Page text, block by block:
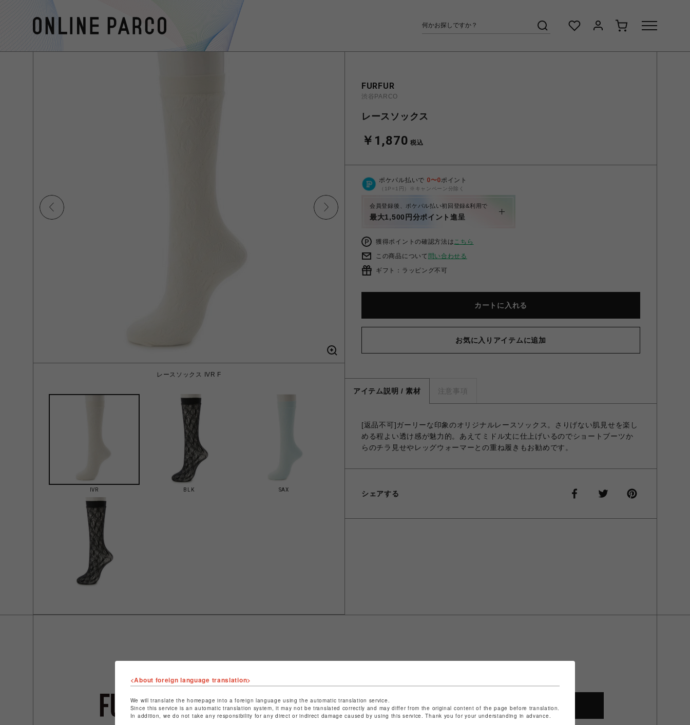
レースソックス IVR F
IVR BLK SAX
FURFUR
渋谷PARCO
レースソックス
￥1,870 税込
ポケパル払いで 0〜0ポイント
（1P=1円）※キャンペーン分除く
会員登録後、ポケパル払い初回登録&利用で
最大1,500円分ポイント進呈
獲得ポイントの確認方法はこちら
この商品について 問い合わせる
ギフト：ラッピング不可
カートに入れる
お気に入りアイテムに追加
アイテム説明 / 素材 注意事項
[返品不可]ガーリーな印象のオリジナルレースソックス。さりげない肌見せを楽し
める程よい透け感が魅力的。あえてミドル丈に仕上げいるのでショートブーツか
らのチラ見せやレッグウォーマーとの重ね履きもお勧めです。
シェアする
ショップ名
特定商取引法など法令に基づく表記はこちら
SHOP TOP
<About foreign language translation>
We will translate the homepage into a foreign language using the automatic translation service.
Since this service is an automatic translation system, it may not be translated correctly and may differ from the original content of the page before translation.
In addition, we do not take any responsibility for any direct or indirect damage caused by using this service. Thank you for your understanding in advance.